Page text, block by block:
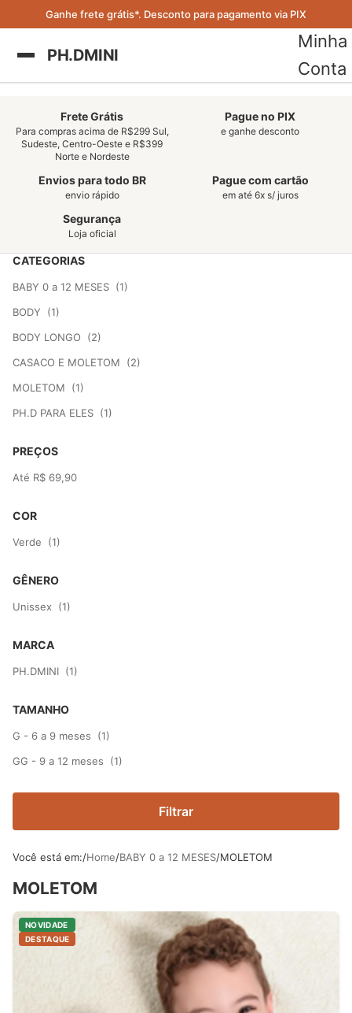
Ganhe frete grátis*. Desconto para pagamento via PIX
PH.DMINI
Minha
Conta
Frete Grátis
Para compras acima de R$299 Sul,
Sudeste, Centro-Oeste e R$399
Norte e Nordeste
Pague no PIX
e ganhe desconto
Envios para todo BR
envio rápido
Pague com cartão
em até 6x s/ juros
Segurança
Loja oficial
CATEGORIAS
BABY 0 a 12 MESES (1)
BODY
(1)
BODY LONGO
(2)
CASACO E MOLETOM
(2)
MOLETOM
(1)
PH.D PARA ELES (1)
PREÇOS
Até R$ 69,90
COR
Verde (1)
GÊNERO
Unissex (1)
MARCA
PH.DMINI (1)
TAMANHO
G - 6 a 9 meses
(1)
GG - 9 a 12 meses
(1)
Filtrar
Você está em: Home BABY 0 a 12 MESES MOLETOM
MOLETOM
NOVIDADE
DESTAQUE